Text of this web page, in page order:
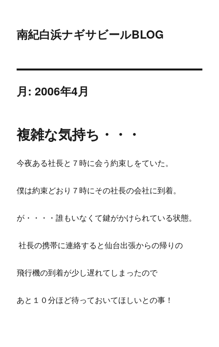
南紀白浜ナギサビールBLOG
月:2006年4月
複雑な気持ち・・・
今夜ある社長と７時に会う約束しをていた。
僕は約束どおり７時にその社長の会社に到着。
が・・・・誰もいなくて鍵がかけられている状態。
社長の携帯に連絡すると仙台出張からの帰りの
飛行機の到着が少し遅れてしまったので
あと１０分ほど待っておいてほしいとの事！